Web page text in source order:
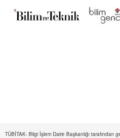
TÜBİTAK- Bilgi İşlem Daire Başkanlığı tarafından